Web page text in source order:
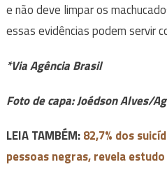
e não deve limpar os
essas evidências podem servir
*Via Agência Brasil
Foto de capa: Joédson Alves/
LEIA TAMBÉM:82,7% dos
pessoas negras, revela estudo